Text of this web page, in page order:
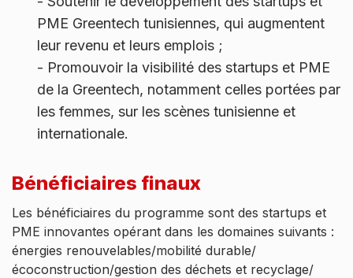
PME Greentech tunisiennes, qui augmentent
leur revenu et leurs emplois ;
- Promouvoir la visibilité des startups et PME
de la Greentech, notamment celles portées par
les femmes, sur les scènes tunisienne et
internationale.
Bénéficiaires finaux
Les bénéficiaires du programme sont des startups et
PME innovantes opérant dans les domaines suivants :
énergies renouvelables/mobilité durable/
écoconstruction/gestion des déchets et recyclage/